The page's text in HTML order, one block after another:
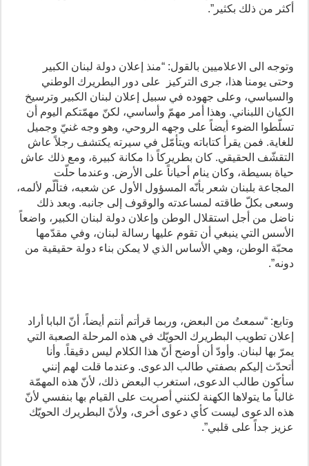
أكثر من ذلك بكثير”.
وتوجه الى الاعلاميين بالقول: “منذ إعلان دولة لبنان الكبير
وحتى يومنا هذا، جرى التركيز على دور البطريرك الوطني
والسياسي، وعلى جهوده في سبيل إعلان لبنان الكبير وترسيخ
الكيان اللبناني. وهذا أمر مهمّ وأساسي، لكنّ مهمّتكم اليوم أن
تسلّطوا الضوء أيضاً على وجهه الروحي، وهو وجه غنيّ وجميل
للغاية. فمن يقرأ كتاباته ويتأمّل في سيرته يكتشف رجلاً عاش
التقشّف الحقيقي. كان بطريركاً ذا مكانة كبيرة، ومع ذلك عاش
حياة بسيطة، وكان ينام أحياناً على الأرض. وعندما حلّت
المجاعة بلبنان شعر بأنّه المسؤول الأول عن شعبه، فتألّم لألمه،
وسعى بكلّ طاقته لمساعدته والوقوف إلى جانبه. وبعد ذلك
ناضل من أجل استقلال الوطن وإعلان دولة لبنان الكبير، واضعاً
الأسس التي ينبغي أن تقوم عليها رسالة لبنان، وفي مقدّمها
محبّة الوطن، وهي الأساس الذي لا يمكن بناء دولة حقيقية من
دونه”.
وتابع: “سمعتُ من البعض، وربما قرأتم أنتم أيضاً، أنّ البابا أراد
إعلان تطويب البطريرك الحويّك في هذه المرحلة الصعبة التي
يمرّ بها لبنان. وأودّ أن أوضح أنّ هذا الكلام ليس دقيقاً. وأنا
أتحدّث إليكم بصفتي طالب الدعوى. وعندما قلت لهم إنني
سأكون طالب الدعوى، استغرب البعض ذلك، لأنّ هذه المهمّة
غالباً ما يتولاها الكهنة لكنني أصريت على القيام بها بنفسي لأنّ
هذه الدعوى ليست كأي دعوى أخرى، ولأنّ البطريرك الحويّك
عزيز جداً على قلبي”.